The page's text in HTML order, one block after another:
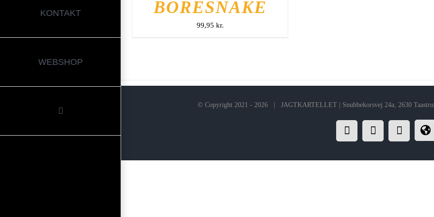
KONTAKT
WEBSHOP
BORESNAKE
99,95 kr.
© Copyright 2021 - 2026 | JAGTKARTELLET | Snubbekorsvej 24a, 2630
FacebookInstagram
E-
mail